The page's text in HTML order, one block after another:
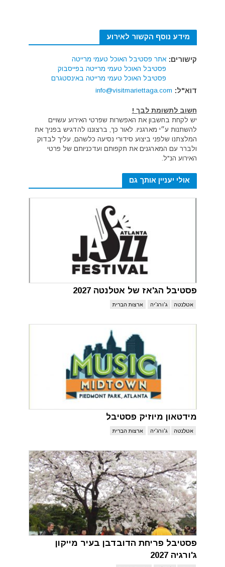
מידע נוסף הקשור לאירוע
קישורים: אתר פסטיבל האוכל טעמי מרייטה
פסטיבל האוכל טעמי מרייטה בפייסבוק
פסטיבל האוכל טעמי מרייטה באינסטגרם
דוא"ל: info@visitmariettaga.com
חשוב לתשומת לבך !
יש לקחת בחשבון את האפשרות שפרטי האירוע עשויים
להשתנות ע״י מארגניו. לאור כך, ברצוננו להדגיש בפניך את
המלצתנו שלפני ביצוע סידורי נסיעה כלשהם, עליך לבדוק
ולברר עם המארגנים את תקפותם ועדכניותם של פרטי
האירוע הנ"ל.
אולי יעניין אותך גם
פסטיבל הג'אז של אטלנטה 2027
אטלנטה ג'ורג'יה ארצות הברית
מידטאון מיוזיק פסטיבל
אטלנטה ג'ורג'יה ארצות הברית
פסטיבל פריחת הדובדבן בעיר מייקון
ג'ורגיה 2027